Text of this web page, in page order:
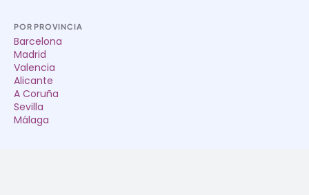
POR PROVINCIA
Barcelona
Madrid
Valencia
Alicante
A Coruña
Sevilla
Málaga